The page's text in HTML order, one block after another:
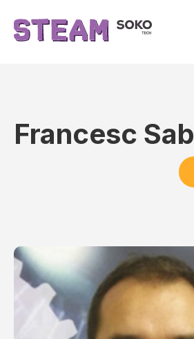
Francesc